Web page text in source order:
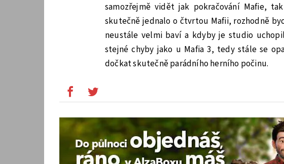
samozřejmě vidět jak pokračování Mafie,
skutečně jednalo o čtvrtou Mafii, rozhodně
neustále velmi baví a kdyby je studio
stejné chyby jako u Mafia 3, tedy stále se
dočkat skutečně parádního herního počinu.